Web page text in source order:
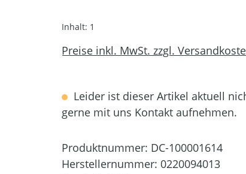
Inhalt: 1
Preise inkl. MwSt. zzgl.
Leider ist dieser Artikel aktuell
gerne mit uns Kontakt aufnehmen.
Produktnummer: DC-100001614
Herstellernummer: 0220094013